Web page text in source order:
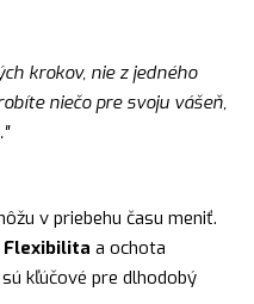
krokov, nie z jedného
niečo pre svoju vášeň,
v priebehu času meniť.
Flexibilita a ochota
kľúčové pre dlhodobý